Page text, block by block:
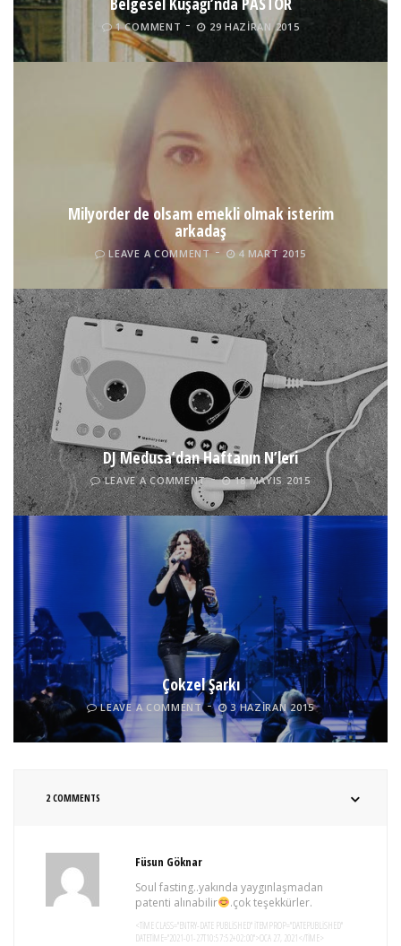
1 COMMENT 29 HAZIRAN 2015
Milyorder de olsam emekli olmak isterim
arkadaş
LEAVE A COMMENT 4 MART 2015
DJ Medusa’dan Haftanın N’leri
LEAVE A COMMENT 18 MAYIS 2015
Çokzel Şarkı
LEAVE A COMMENT 3 HAZIRAN 2015
2 COMMENTS
Füsun Göknar
Soul fasting..yakında yaygınlaşmadan
patenti alınabilir
.çok teşekkürler.
<TIME CLASS="ENTRY-DATE PUBLISHED" ITEMPROP="DATEPUBLISHED"
DATETIME="2021-01-27T10:57:52+02:00">OCA 27, 2021</TIME>